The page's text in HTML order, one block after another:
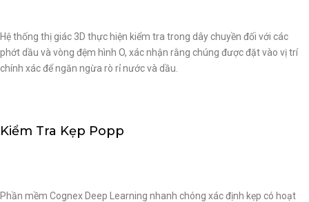
Hệ thống thị giác 3D thực hiện kiểm tra trong dây chuyền đối với các
phớt dầu và vòng đệm hình O, xác nhận rằng chúng được đặt vào vị trí
chính xác để ngăn ngừa rò rỉ nước và dầu.
Kiểm Tra Kẹp Popp
Phần mềm Cognex Deep Learning nhanh chóng xác định kẹp có hoạt